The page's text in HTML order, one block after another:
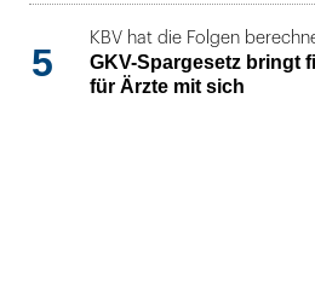
5
KBV hat die Folgen
GKV-Spargesetz bringt
für Ärzte mit sich